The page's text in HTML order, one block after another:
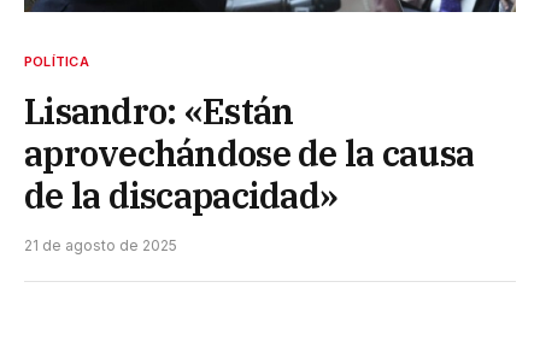
POLÍTICA
Lisandro: «Están
aprovechándose de la causa
de la discapacidad»
21 de agosto de 2025